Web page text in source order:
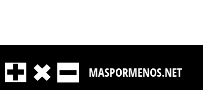
MASPORMENOS.NET